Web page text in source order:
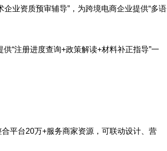
业资质预审辅导”，为跨境电商企业提供“多语
“注册进度查询+政策解读+材料补正指导”一
平台20万+服务商家资源，可联动设计、营